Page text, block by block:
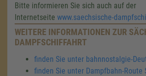
Bitte informieren Sie sich auch auf der
Internetseite www.saechsische-
WEITERE INFORMATIONEN ZUR
DAMPFSCHIFFAHRT
finden Sie unter bahnnostalgie-
finden Sie unter Dampfbahn-Route